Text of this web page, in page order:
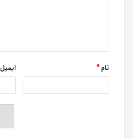
نام* ایمیل